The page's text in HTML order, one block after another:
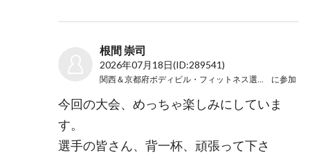
根間 崇司
2026年07月18日(ID:289541)
に参加
今回の大会、めっちゃ楽しみにしていま
す。
選手の皆さん、背一杯、頑張って下さ